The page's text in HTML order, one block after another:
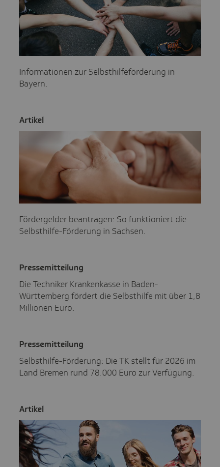
Informationen zur Selbsthilfeförderung in
Bayern.
Artikel
Fördergelder beantragen: So funktioniert die
Selbsthilfe-Förderung in Sachsen.
Pres­se­mit­tei­lung
Die Techniker Krankenkasse in Baden-
Württemberg fördert die Selbsthilfe mit über 1,8
Millionen Euro.
Pres­se­mit­tei­lung
Selbsthilfe-Förderung: Die TK stellt für 2026 im
Land Bremen rund 78.000 Euro zur Verfügung.
Artikel